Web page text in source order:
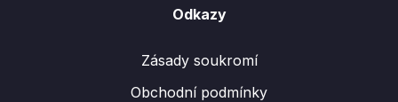
Odkazy
Zásady soukromí
Obchodní podmínky